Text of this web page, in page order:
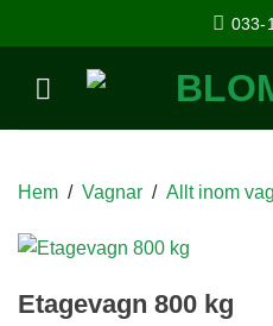
033-
Hem / Vagnar / Allt inom
Etagevagn 800 kg